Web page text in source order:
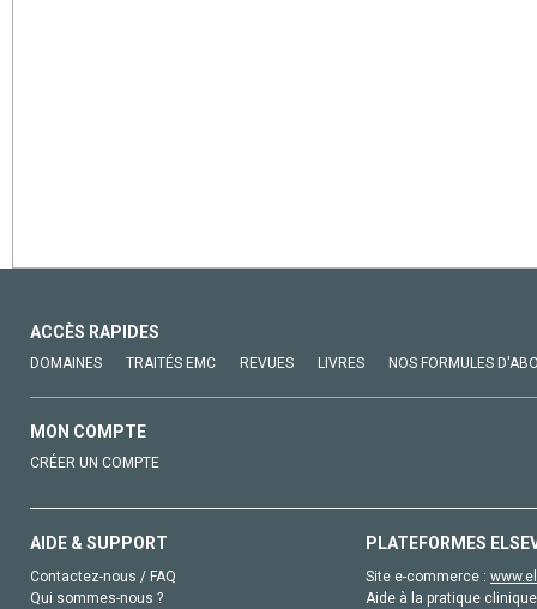
ACCÈS RAPIDES
DOMAINES TRAITÉS EMC REVUES LIVRES NOS FORMULES
MON COMPTE
CRÉER UN COMPTE
AIDE & SUPPORT
Contactez-nous / FAQ
Qui sommes-nous ?
PLATEFORMES
Site e-commerce :
Aide à la pratique